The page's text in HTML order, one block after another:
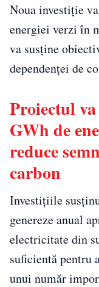
Noua investiție
energiei verzi în
va susține
dependenței de
Proiectul
GWh de
reduce
carbon
Investițiile
genereze anual
electricitate din
suficientă pentru
unui număr